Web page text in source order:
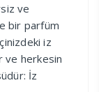
ve
bir parfüm
iz
ve herkesin
İz